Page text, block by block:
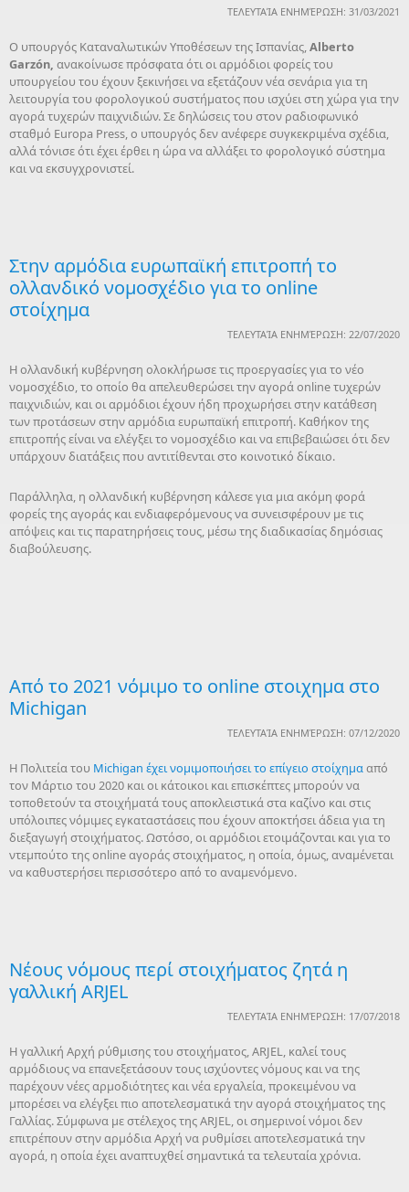
ΤΕΛΕΥΤΑΊΑ ΕΝΗΜΈΡΩΣΗ: 31/03/2021
Ο υπουργός Καταναλωτικών Υποθέσεων της Ισπανίας,Alberto
Garzón, ανακοίνωσε πρόσφατα ότι οι αρμόδιοι φορείς του
υπουργείου του έχουν ξεκινήσει να εξετάζουν νέα σενάρια για τη
λειτουργία του φορολογικού συστήματος που ισχύει στη χώρα για την
αγορά τυχερών παιχνιδιών. Σε δηλώσεις του στον ραδιοφωνικό
σταθμό Europa Press, ο υπουργός δεν ανέφερε συγκεκριμένα σχέδια,
αλλά τόνισε ότι έχει έρθει η ώρα να αλλάξει το φορολογικό σύστημα
και να εκσυγχρονιστεί.
Στην αρμόδια ευρωπαϊκή επιτροπή το
ολλανδικό νομοσχέδιο για το online
στοίχημα
ΤΕΛΕΥΤΑΊΑ ΕΝΗΜΈΡΩΣΗ: 22/07/2020
Η ολλανδική κυβέρνηση ολοκλήρωσε τις προεργασίες για το νέο
νομοσχέδιο, το οποίο θα απελευθερώσει την αγορά online τυχερών
παιχνιδιών, και οι αρμόδιοι έχουν ήδη προχωρήσει στην κατάθεση
των προτάσεων στην αρμόδια ευρωπαϊκή επιτροπή. Καθήκον της
επιτροπής είναι να ελέγξει το νομοσχέδιο και να επιβεβαιώσει ότι δεν
υπάρχουν διατάξεις που αντιτίθενται στο κοινοτικό δίκαιο.
Παράλληλα, η ολλανδική κυβέρνηση κάλεσε για μια ακόμη φορά
φορείς της αγοράς και ενδιαφερόμενους να συνεισφέρουν με τις
απόψεις και τις παρατηρήσεις τους, μέσω της διαδικασίας δημόσιας
διαβούλευσης.
Από το 2021 νόμιμο το online στοιχημα στο
Michigan
ΤΕΛΕΥΤΑΊΑ ΕΝΗΜΈΡΩΣΗ: 07/12/2020
Η Πολιτεία του Michigan έχει νομιμοποιήσει το επίγειο στοίχημααπό
τον Μάρτιο του 2020 και οι κάτοικοι και επισκέπτες μπορούν να
τοποθετούν τα στοιχήματά τους αποκλειστικά στα καζίνο και στις
υπόλοιπες νόμιμες εγκαταστάσεις που έχουν αποκτήσει άδεια για τη
διεξαγωγή στοιχήματος. Ωστόσο, οι αρμόδιοι ετοιμάζονται και για το
ντεμπούτο της online αγοράς στοιχήματος, η οποία, όμως, αναμένεται
να καθυστερήσει περισσότερο από το αναμενόμενο.
Νέους νόμους περί στοιχήματος ζητά η
γαλλική ARJEL
ΤΕΛΕΥΤΑΊΑ ΕΝΗΜΈΡΩΣΗ: 17/07/2018
Η γαλλική Αρχή ρύθμισης του στοιχήματος, ARJEL, καλεί τους
αρμόδιους να επανεξετάσουν τους ισχύοντες νόμους και να της
παρέχουν νέες αρμοδιότητες και νέα εργαλεία, προκειμένου να
μπορέσει να ελέγξει πιο αποτελεσματικά την αγορά στοιχήματος της
Γαλλίας. Σύμφωνα με στέλεχος της ARJEL, οι σημερινοί νόμοι δεν
επιτρέπουν στην αρμόδια Αρχή να ρυθμίσει αποτελεσματικά την
αγορά, η οποία έχει αναπτυχθεί σημαντικά τα τελευταία χρόνια.